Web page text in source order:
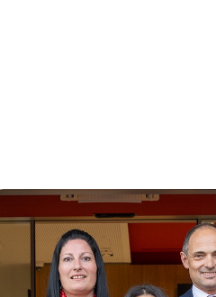
Richiedi informazioni
Come contattarci
Ricerca filiale
Lavora con noi